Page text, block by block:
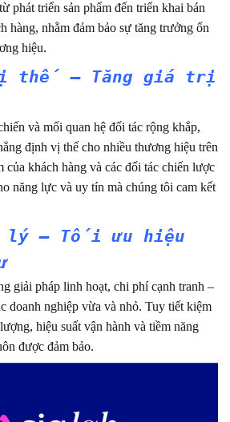
phát triển sản phẩm đến triển khai bán
hàng, nhằm đảm bảo sự tăng trưởng ổn
hiệu.
thế – Tăng giá trị
và mối quan hệ đối tác rộng khắp,
định vị thế cho nhiều thương hiệu trên
khách hàng và các đối tác chiến lược
năng lực và uy tín mà chúng tôi cam kết
lý – Tối ưu hiệu
giải pháp linh hoạt, chi phí cạnh tranh –
doanh nghiệp vừa và nhỏ. Tuy tiết kiệm
hiệu suất vận hành và tiềm năng
được đảm bảo.